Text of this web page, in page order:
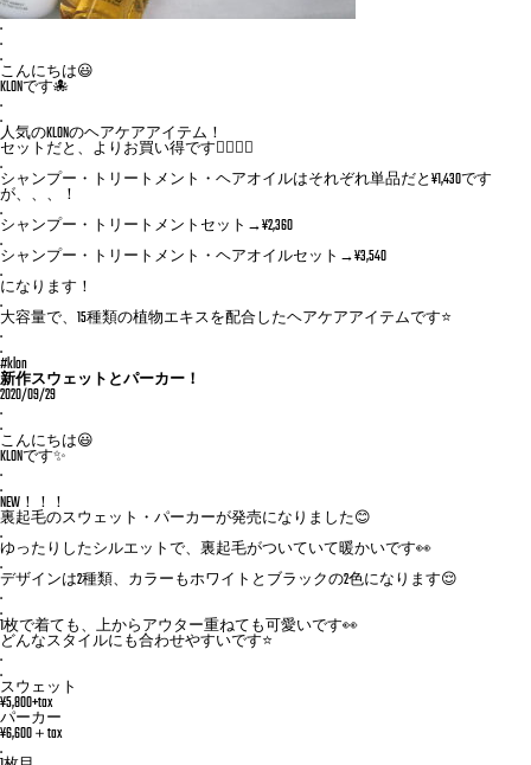
.
.
.
こんにちは😃
KLONです🐙
.
.
人気のKLONのヘアケアアイテム！
セットだと、よりお買い得です💆‍♀️💆‍♂️
.
シャンプー・トリートメント・ヘアオイルはそれぞれ単品だと¥1,430です
が、、、！
.
シャンプー・トリートメントセット→¥2,360
.
シャンプー・トリートメント・ヘアオイルセット→¥3,540
.
になります！
.
大容量で、15種類の植物エキスを配合したヘアケアアイテムです⭐️
.
.
#klon
新作スウェットとパーカー！
2020/09/29
.
.
こんにちは😃
KLONです✨
.
.
NEW！！！
裏起毛のスウェット・パーカーが発売になりました😊
.
ゆったりしたシルエットで、裏起毛がついていて暖かいです👀
.
デザインは2種類、カラーもホワイトとブラックの2色になります😌
.
.
1枚で着ても、上からアウター重ねても可愛いです👀
どんなスタイルにも合わせやすいです⭐️
.
.
スウェット
¥5,800+tax
パーカー
¥6,600＋tax
.